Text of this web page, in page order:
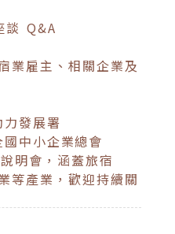
Q&A
業雇主、相關企業及
發展署
中小企業總會
明會，涵蓋旅宿
等產業，歡迎持續關